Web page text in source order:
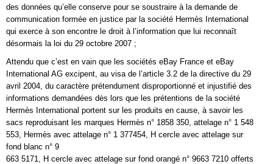
des données qu’elle conserve pour se soustraire à la demande de
communication formée en justice par la société Hermès International
qui exerce à son encontre le droit à l’information que lui reconnaît
désormais la loi du 29 octobre 2007 ;
Attendu que c’est en vain que les sociétés eBay France et eBay
International AG excipent, au visa de l’article 3.2 de la directive du 29
avril 2004, du caractère prétendument disproportionné et injustifié des
informations demandées dès lors que les prétentions de la société
Hermès International portent sur les produits en cause, à savoir les
sacs reproduisant les marques Hermès n° 1858 350, attelage n° 1 548
553, Hermès avec attelage n° 1 377454, H cercle avec attelage sur
fond blanc n° 9
663 5171, H cercle avec attelage sur fond orangé n° 9663 7210 offerts